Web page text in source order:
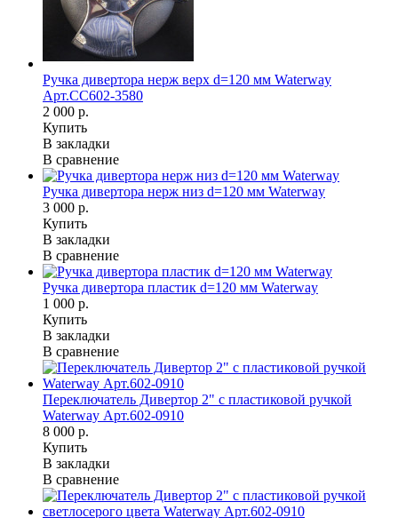
Ручка дивертора нерж верх d=120 мм Waterway
Арт.CC602-3580
2 000 р.
Купить
В закладки
В сравнение
Ручка дивертора нерж низ d=120 мм Waterway
3 000 р.
Купить
В закладки
В сравнение
Ручка дивертора пластик d=120 мм Waterway
1 000 р.
Купить
В закладки
В сравнение
Переключатель Дивертор 2" с пластиковой ручкой
Waterway Арт.602-0910
8 000 р.
Купить
В закладки
В сравнение